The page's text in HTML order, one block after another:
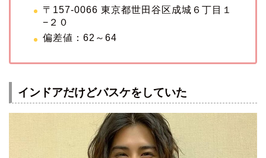
〒157-0066 東京都世田谷区成城６丁目１
−２０
偏差値：62～64
インドアだけどバスケをしていた